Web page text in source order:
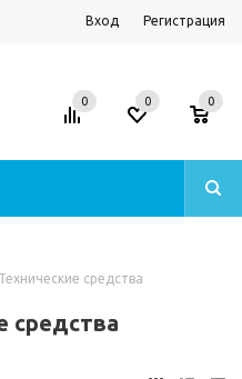
Вход Регистрация
0 0 0
Технические средства
средства